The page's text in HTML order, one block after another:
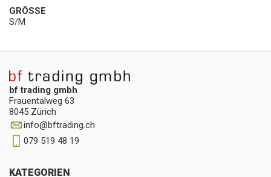
GRÖSSE
S/M
bf trading gmbh
Frauentalweg 63
8045 Zürich
info@bftrading.ch
079 519 48 19
KATEGORIEN